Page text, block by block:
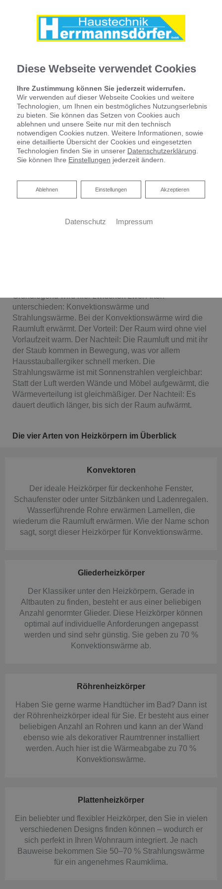
Ihr Partner für Heizkörper
Der ideale Heizkörper für Ihre Ansprüche
Heizkörper austauschen? Haustechnik
Grundlegend wird hier zwischen zwei Arten
unterschieden: Konvektionswärme und
Strahlungswärme. Bei der Konvektionswärme wird die
Raumluft erwärmt. Der Vorteil: Der Raum wird ohne viel
Vorlaufzeit warm. Der Nachteil: Die Raumluft und mit ihr
der Staub kommen in Bewegung, was vor allem
Hausstauballergiker schnell merken. Die
Strahlungswärme ist mit Sonnenstrahlen vergleichbar:
Statt der Luft werden Wände und Möbel aufgewärmt, die
Wärmeverteilung ist gleichmäßiger. Der Nachteil: Es
dauert deutlich länger, bis sich der Raum aufwärmt.
Die vier Arten von Heizkörpern im Überblick
Konvektoren
Der ideale Heizkörper für deckenhohe Fenster,
Schaufenster oder unter Sitzbänken und Ladenregalen.
Wasserführende Rohre erwärmen Lamellen, die
wiederum die Raumluft erwärmen. Wie der Name schon
sagt, sorgt dieser Heizkörper für Konvektionswärme.
Gliederheizkörper
Der Klassiker unter den Heizkörpern. Gerade in
Altbauten zu finden, besteht er aus einer beliebigen
Anzahl genormter Glieder. Diese Heizkörper können
optimal auf individuelle Anforderungen angepasst
werden und sind sehr günstig. Sie geben zu 70 %
Konvektionswärme ab.
Röhrenheizkörper
Haben Sie gerne warme Handtücher im Bad? Dann ist
der Röhrenheizkörper ideal für Sie. Er besteht aus einer
beliebigen Anzahl an Rohren und kann an der Wand
ebenso wie als dekorativer Raumtrenner installiert
werden. Auch hier ist die Wärmeabgabe zu 70 %
Konvektionswärme.
Plattenheizkörper
Ein beliebter und flexibler Heizkörper, den Sie in vielen
verschiedenen Designs finden können – wodurch er
sich perfekt in Ihren Wohnraum integriert. Je nach
Bauweise bekommen Sie 50–70 % Strahlungswärme
für ein angenehmes Raumklima.
Diese Webseite verwendet Cookies
Ihre Zustimmung können Sie jederzeit widerrufen.
Wir verwenden auf dieser Webseite Cookies und weitere
Technologien, um Ihnen ein bestmögliches Nutzungserlebnis
zu bieten. Sie können das Setzen von Cookies auch
ablehnen und unsere Seite nur mit den technisch
notwendigen Cookies nutzen. Weitere Informationen, sowie
eine detaillierte Übersicht der Cookies und eingesetzten
Technologien finden Sie in unserer Datenschutzerklärung
Sie können Ihre Einstellungen jederzeit ändern.
Akzeptieren
Einstellungen
Ablehnen
Ablehnen
Datenschutz Impressum